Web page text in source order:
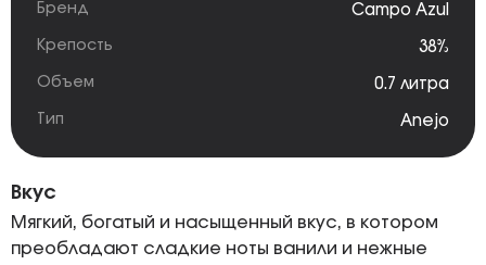
Бренд Campo Azul
Крепость 38%
Объем 0.7 литра
Тип Anejo
Вкус
Мягкий, богатый и насыщенный вкус, в котором
преобладают сладкие ноты ванили и нежные